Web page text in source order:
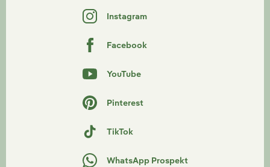
Instagram
Facebook
YouTube
Pinterest
TikTok
WhatsApp Prospekt